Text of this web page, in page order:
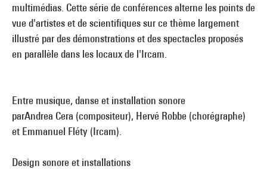
multimédias. Cette série de conférences alterne les points de
vue d'artistes et de scientifiques sur ce thème largement
illustré par des démonstrations et des spectacles proposés
en parallèle dans les locaux de l'Ircam.
Entre musique, danse et installation sonore
parAndrea Cera (compositeur), Hervé Robbe (chorégraphe)
et Emmanuel Fléty (Ircam).
Design sonore et installations